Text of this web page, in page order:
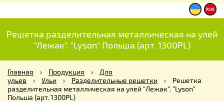
Решетка разделительная металлическая на улей
"Лежак". "Lyson" Польша (арт. 1300PL)
Главная › Продукция ›
Для
ульев
› Ульи › Разделительные решетки ›
Решетка
разделительная металлическая на улей "Лежак". "Lyson"
Польша (арт. 1300PL)